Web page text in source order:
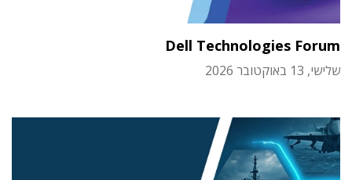
Dell Technologies Forum
שלישי, 13 באוקטובר 2026